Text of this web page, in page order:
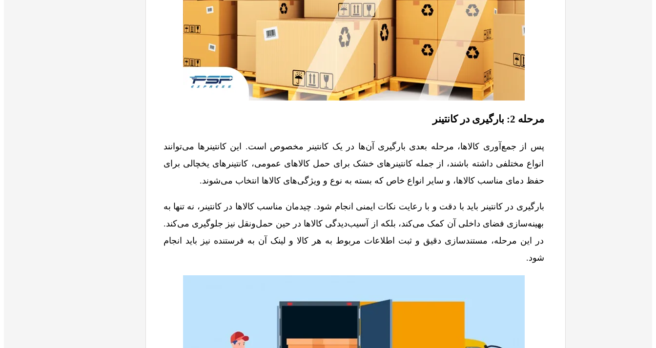
مرحله 2: بارگیری در کانتینر
پس از جمع‌آوری کالاها، مرحله بعدی بارگیری آن‌ها در یک کانتینر مخصوص است. این کانتینرها می‌توانند
انواع مختلفی داشته باشند، از جمله کانتینرهای خشک برای حمل کالاهای عمومی، کانتینرهای یخچالی برای
حفظ دمای مناسب کالاها، و سایر انواع خاص که بسته به نوع و ویژگی‌های کالاها انتخاب می‌شوند.
بارگیری در کانتینر باید با دقت و با رعایت نکات ایمنی انجام شود. چیدمان مناسب کالاها در کانتینر، نه تنها به
بهینه‌سازی فضای داخلی آن کمک می‌کند، بلکه از آسیب‌دیدگی کالاها در حین حمل‌ونقل نیز جلوگیری می‌کند.
در این مرحله، مستندسازی دقیق و ثبت اطلاعات مربوط به هر کالا و لینک آن به فرستنده نیز باید انجام
شود.